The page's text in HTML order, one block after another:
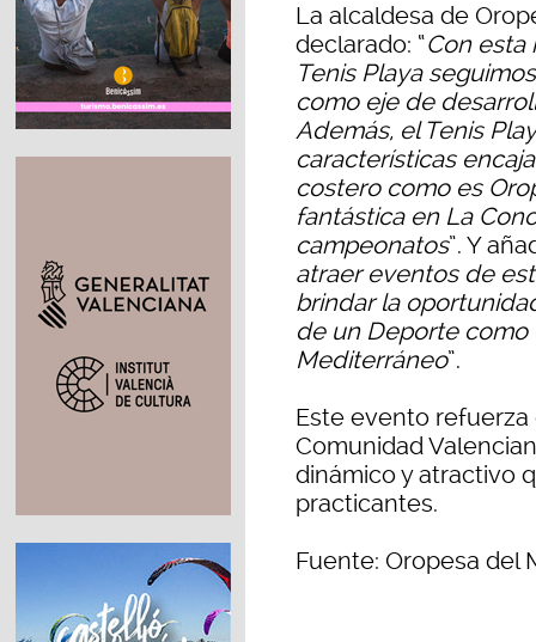
La alcaldesa de
declarado: “Con esta
Tenis Playa
como eje de
Además, el Tenis
características
costero como es
fantástica en La
campeonatos”. Y
atraer eventos de
brindar la
de un Deporte como
Mediterráneo”.
Este evento
Comunidad
dinámico y atractivo
practicantes.
Fuente: Oropesa del